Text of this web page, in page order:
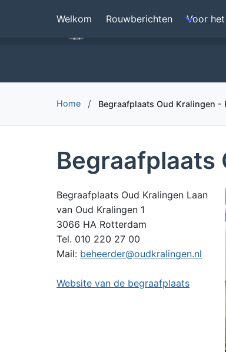
gaan
Welkom Rouwberichten Voor
Home Begraafplaats Oud Kralingen -
Begraafplaats
Begraafplaats Oud Kralingen Laan
van Oud Kralingen 1
3066 HA Rotterdam
Tel. 010 220 27 00
Mail: beheerder@oudkralingen.nl
Website van de begraafplaats